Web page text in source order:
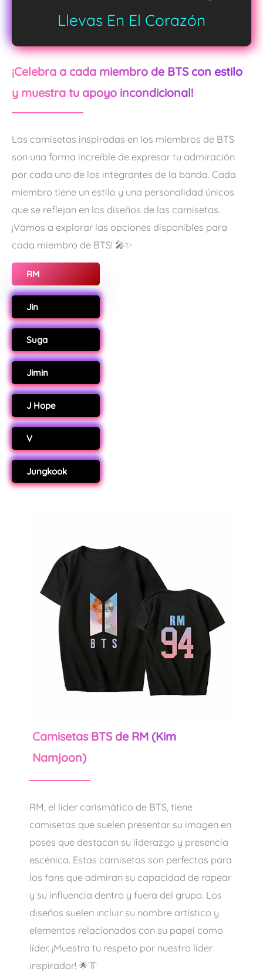
Llevas En El Corazón
¡Celebra a cada miembro de BTS con estilo
y muestra tu apoyo incondicional!
Las camisetas inspiradas en los miembros de BTS
son una forma increíble de expresar tu admiración
por cada uno de los integrantes de la banda. Cada
miembro tiene un estilo y una personalidad únicos
que se reflejan en los diseños de las camisetas.
¡Vamos a explorar las opciones disponibles para
cada miembro de BTS! 🎤✨
RM
Jin
Suga
Jimin
J Hope
V
Jungkook
Camisetas BTS de RM (Kim
Namjoon)
RM, el líder carismático de BTS, tiene
camisetas que suelen presentar su imagen en
poses que destacan su liderazgo y presencia
escénica. Estas camisetas son perfectas para
los fans que admiran su capacidad de rapear
y su influencia dentro y fuera del grupo. Los
diseños suelen incluir su nombre artístico y
elementos relacionados con su papel como
líder. ¡Muestra tu respeto por nuestro líder
inspirador! 🌟👔